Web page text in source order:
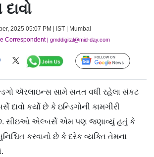
2025 05:07 PM | IST | Mumbai
Correspondent| gmddigital@mid-day.com
Follow Us
ઍરલાઇન્સ સામે સતત વધી રહેલા સંકટ
કર્યો છે કે ઇન્ડિગોની કામગીરી
સીઇઓ એલ્બર્સે એમ પણ જણાવ્યું હતું કે
કરવાનો છે કે દરેક વ્યક્તિ તેમના